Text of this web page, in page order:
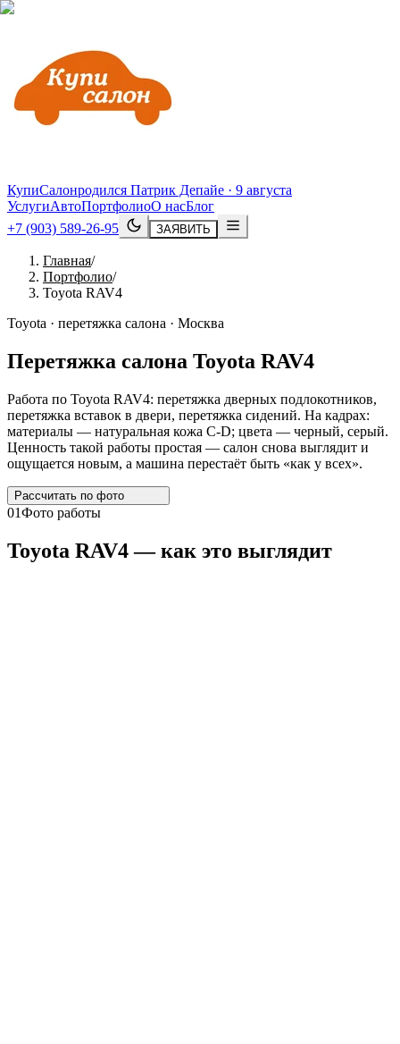
КупиСалонродился Патрик Депайе · 9 августа
УслугиАвтоПортфолиоО насБлог
+7 (903) 589-26-95
ЗАЯВИТЬ
Главная/
Портфолио/
Toyota RAV4
Toyota · перетяжка салона · Москва
Перетяжка салона Toyota RAV4
Работа по Toyota RAV4: перетяжка дверных подлокотников,
перетяжка вставок в двери, перетяжка сидений. На кадрах:
материалы — натуральная кожа C-D; цвета — черный, серый.
Ценность такой работы простая — салон снова выглядит и
ощущается новым, а машина перестаёт быть «как у всех».
Рассчитать по фото
01Фото работы
Toyota RAV4— как это выглядит